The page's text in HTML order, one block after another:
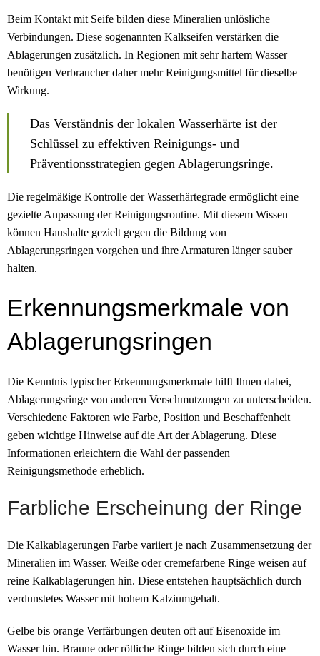
Beim Kontakt mit Seife bilden diese Mineralien unlösliche
Verbindungen. Diese sogenannten Kalkseifen verstärken die
Ablagerungen zusätzlich. In Regionen mit sehr hartem Wasser
benötigen Verbraucher daher mehr Reinigungsmittel für dieselbe
Wirkung.
Das Verständnis der lokalen Wasserhärte ist der
Schlüssel zu effektiven Reinigungs- und
Präventionsstrategien gegen Ablagerungsringe.
Die regelmäßige Kontrolle der Wasserhärtegrade ermöglicht eine
gezielte Anpassung der Reinigungsroutine. Mit diesem Wissen
können Haushalte gezielt gegen die Bildung von
Ablagerungsringen vorgehen und ihre Armaturen länger sauber
halten.
Erkennungsmerkmale von
Ablagerungsringen
Die Kenntnis typischer Erkennungsmerkmale hilft Ihnen dabei,
Ablagerungsringe von anderen Verschmutzungen zu unterscheiden.
Verschiedene Faktoren wie Farbe, Position und Beschaffenheit
geben wichtige Hinweise auf die Art der Ablagerung. Diese
Informationen erleichtern die Wahl der passenden
Reinigungsmethode erheblich.
Farbliche Erscheinung der Ringe
Die Kalkablagerungen Farbe variiert je nach Zusammensetzung der
Mineralien im Wasser. Weiße oder cremefarbene Ringe weisen auf
reine Kalkablagerungen hin. Diese entstehen hauptsächlich durch
verdunstetes Wasser mit hohem Kalziumgehalt.
Gelbe bis orange Verfärbungen deuten oft auf Eisenoxide im
Wasser hin. Braune oder rötliche Ringe bilden sich durch eine